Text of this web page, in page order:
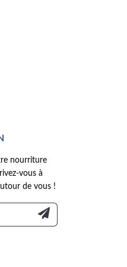
nourriture
vous à
de vous !